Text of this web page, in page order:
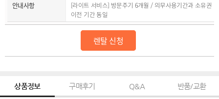
안내사항
[라이트 서비스] 방문주기 6개월 / 의무사용기간과 소유권
이전 기간 동일
렌탈 신청
상품정보 구매후기 Q&A 반품/교환